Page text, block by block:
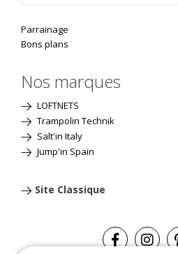
Parrainage
Bons plans
Nos marques
LOFTNETS
Trampolin Technik
Salt'in Italy
Jump'in Spain
Site Classique